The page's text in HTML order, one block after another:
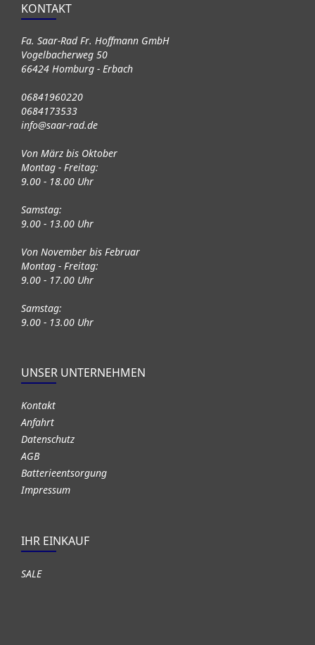
KONTAKT
Fa. Saar-Rad Fr. Hoffmann GmbH
Vogelbacherweg 50
66424 Homburg - Erbach
06841960220
0684173533
info@saar-rad.de
Von März bis Oktober
Montag - Freitag:
9.00 - 18.00 Uhr
Samstag:
9.00 - 13.00 Uhr
Von November bis Februar
Montag - Freitag:
9.00 - 17.00 Uhr
Samstag:
9.00 - 13.00 Uhr
UNSER UNTERNEHMEN
Kontakt
Anfahrt
Datenschutz
AGB
Batterieentsorgung
Impressum
IHR EINKAUF
SALE